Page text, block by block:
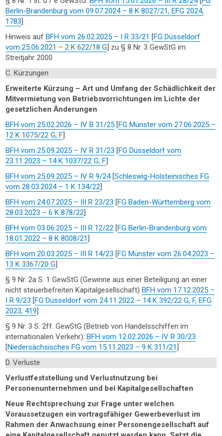
Berlin-Brandenburg vom 09.07.2024 – 8 K 8027/21, EFG 2024,
1783]
Hinweis aufBFH vom 26.02.2025 – I R 33/21 [FG Düsseldorf
vom 25.06.2021 – 2 K 622/18 G] zu § 8 Nr. 3 GewStG im
Streitjahr 2000
C. Kürzungen
Erweiterte Kürzung – Art und Umfang der Schädlichkeit der
Mitvermietung von Betriebsvorrichtungen im Lichte der
gesetzlichen Änderungen
BFH vom 25.02.2026 – IV B 31/25 [FG Münster vom 27.06.2025 –
12 K 1075/22 G, F]
BFH vom 25.09.2025 – IV R 31/23 [FG Düsseldorf vom
23.11.2023 – 14 K 1037/22 G, F]
BFH vom 25.09.2025 – IV R 9/24[Schleswig-Holsteinisches FG
vom 28.03.2024 – 1 K 134/22]
BFH vom 24.07.2025 – III R 23/23 [FG Baden-Württemberg vom
28.03.2023 – 6 K 878/22]
BFH vom 03.06.2025 – III R 12/22 [FG Berlin-Brandenburg vom
18.01.2022 – 8 K 8008/21]
BFH vom 20.03.2025 – III R 14/23 [FG Münster vom 26.04.2023 –
13 K 3367/20 G]
§ 9 Nr. 2a S. 1 GewStG (Gewinne aus einer Beteiligung an einer
nicht steuerbefreiten Kapitalgesellschaft)BFH vom 17.12.2025 –
I R 9/23 [FG Düsseldorf vom 24.11.2022 – 14 K 392/22 G, F, EFG
2023, 419]
§ 9 Nr. 3 S. 2ff. GewStG (Betrieb von Handelsschiffen im
internationalen Verkehr):BFH vom 12.02.2026 – IV R 30/23
[Niedersächsisches FG vom 15.11.2023 – 9 K 311/21]
D. Verluste
Verlustfeststellung und Verlustnutzung bei
Personenunternehmen und bei Kapitalgesellschaften
Neue Rechtsprechung zur Frage unter welchen
Voraussetzugen ein vortragsfähiger Gewerbeverlust im
Rahmen der Anwachsung einer Personengesellschaft auf